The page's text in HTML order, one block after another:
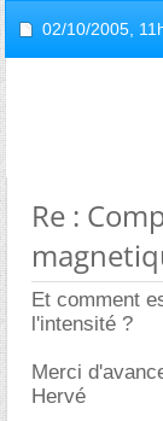
02/10/2005,
Re :
Et comment
l'intensité ?
Merci
Hervé